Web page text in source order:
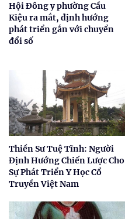
Hội Đông y phường Cầu
Kiệu ra mắt, định hướng
phát triển gắn với chuyển
đổi số
Thiền Sư Tuệ Tĩnh: Người
Định Hướng Chiến Lược Cho
Sự Phát Triển Y Học Cổ
Truyền Việt Nam